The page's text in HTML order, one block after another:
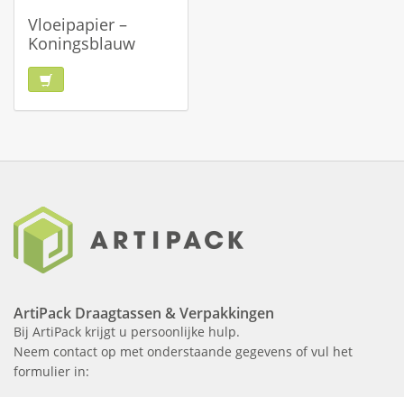
Vloeipapier –
Koningsblauw
ArtiPack Draagtassen & Verpakkingen
Bij ArtiPack krijgt u persoonlijke hulp.
Neem contact op met onderstaande gegevens of vul het
formulier in: